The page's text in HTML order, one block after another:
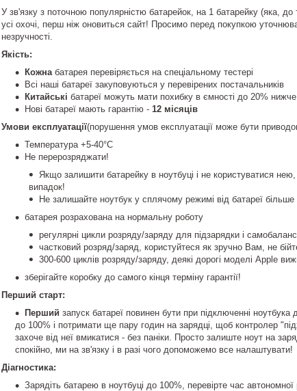
У зв'язку з поточною популярністю батарейок, на 1 батарейку (яка,
усі охочі, перш ніж оновиться сайт! Просимо перед покупкою
незручності.
Якість:
Кожна батарея перевіряється на спеціальному тестері
Всі наші батареї закуповуються у перевірених постачальників
Китайські батареї можуть мати похибку в ємності до 20% нижче
Нові батареї мають гарантію - 12 місяців
Умови експлуатації(порушення умов експлуатації може бути
Температура +5-40°С
Не перерозряджати!
Якщо залишити батарейку в ноутбуці і не користуватися
випадок!
Не залишайте ноутбук у сплячому режимі від батареї більше
батарея розрахована на нормальну роботу
регулярні цикли розряду/заряду для підзарядки і
частковий розряд/заряд, користуйтеся як зручно Вам, не
300-600 циклів розряду/заряду, деякі дорогі моделі Apple
зберігайте коробку до самого кінця терміну гарантії!
Перший старт:
Перший запуск батареї повинен бути при підключенні
до 100% і потримати ще пару годин на зарядці, щоб контролер
захоче від неї вмикатися - без паніки. Просто залиште ноут на
спокійно, ми на зв'язку і в разі чого допоможемо все налаштувати!
Діагностика:
Зарядіть батарею в ноутбуці до 100%, перевірте час